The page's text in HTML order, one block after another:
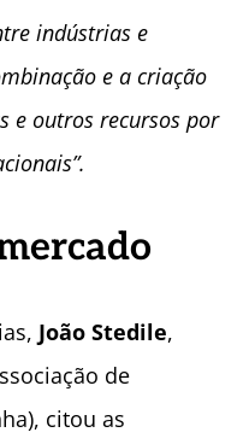
indústrias e
e a criação
e outros recursos por
, João Stedile,
de
citou as